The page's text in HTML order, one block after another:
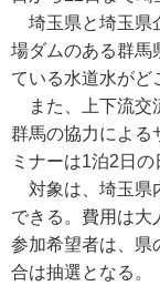
埼玉県と埼玉県
場ダムのある群馬
ている水道水がど
また、上下流交
群馬の協力による
ミナーは1泊2日
対象は、埼玉県
できる。費用は大
参加希望者は、県
合は抽選となる。